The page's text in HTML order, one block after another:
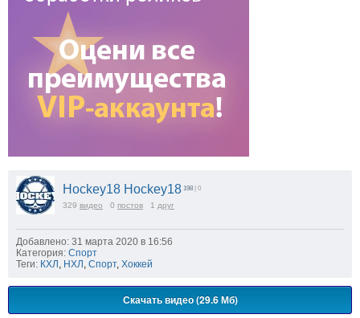
Hockey18 Hockey18 198 | 0
329 видео 0 постов 1 друг
Добавлено: 31 марта 2020 в 16:56
Категория: Спорт
Теги: КХЛ НХЛ Спорт, Хоккей
Скачать видео (29.6 Мб)